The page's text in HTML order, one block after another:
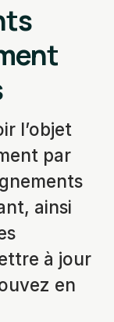
l’objet
par
ainsi
à jour
en